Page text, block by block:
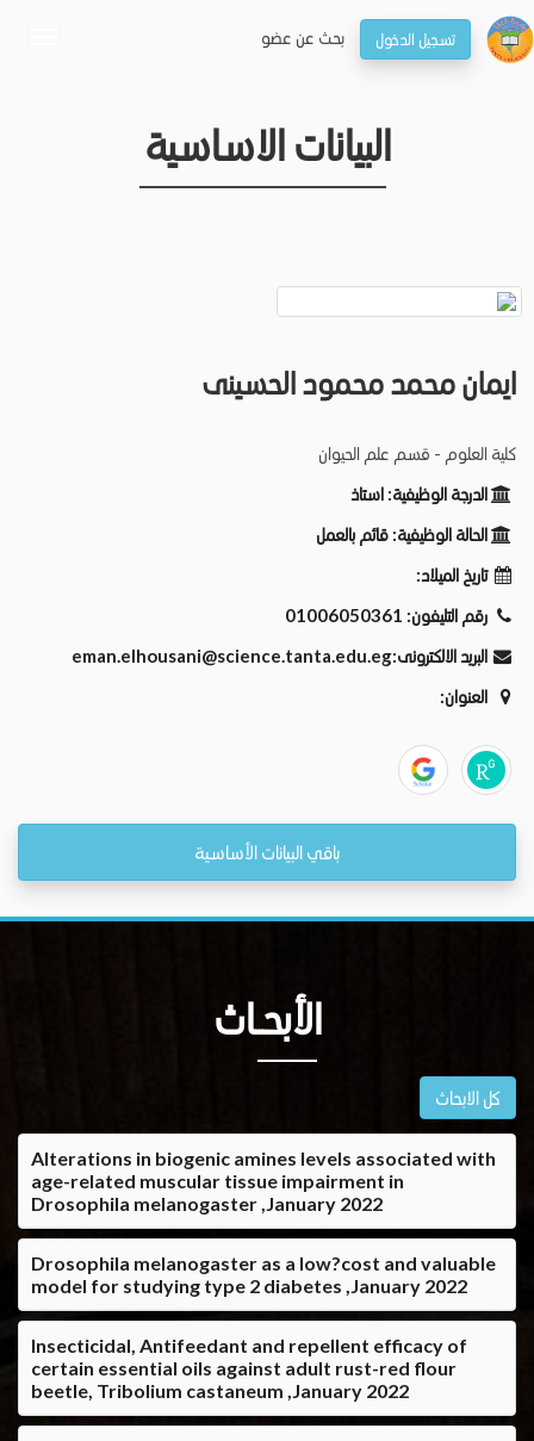
تسجيل الدخول بحـث عن عضو
البيانات الاساسية
ايمان محمد محمود الحسينى
كلية العلوم - قسم علم الحيوان
الدرجة الوظيفية: استاذ
الحالة الوظيفية: قائم بالعمل
تاريخ الميلاد:
رقم التليفون: 01006050361
البريد الالكترونى:eman.elhousani@science.tanta.edu.eg
العنوان:
باقي البيانات الأساسية
الأبحــاث
كل الابحاث
Alterations in biogenic amines levels associated with
age-related muscular tissue impairment in
Drosophila melanogaster ,January 2022
Drosophila melanogaster as a low?cost and valuable
model for studying type 2 diabetes ,January 2022
Insecticidal, Antifeedant and repellent efficacy of
certain essential oils against adult rust-red flour
beetle, Tribolium castaneum ,January 2022